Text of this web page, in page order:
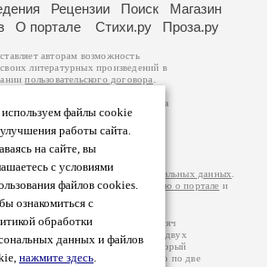
файлы cookie
работы сайта.
на сайте, вы
с условиями
файлов cookies.
ознакомиться с
обработки
данных и файлов
нажмите здесь.
Рецензии Поиск
Магазин
О портале Стихи.ру Проза.ру
авторам возможность
литературных произведений в
пользовательского договора
принадлежат авторам
Перепечатка произведений возможна
к которому вы можете
странице. Ответственность за
несут самостоятельно на
изаконодательства
Политики обработки персональных данных
более подробнуюинформацию о портале и
Стихи.ру – порядка 200 тысяч
общей сумме просматривают более двух
счетчика посещаемости, который
текста. В каждой графе указано по две